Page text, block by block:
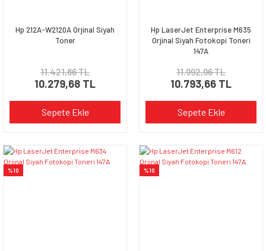
Hp 212A-W2120A Orjinal Siyah
Toner
11.421,86 TL
10.279,68 TL
Sepete Ekle
Hp LaserJet Enterprise M635
Orjinal Siyah Fotokopi Toneri
147A
11.992,96 TL
10.793,66 TL
Sepete Ekle
%10 %10